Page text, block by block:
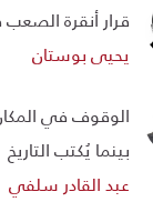
قرار أنقرة
يحيى بوستان
الوقوف في
بينما يُكتب التاريخ
عبد القادر سلفي